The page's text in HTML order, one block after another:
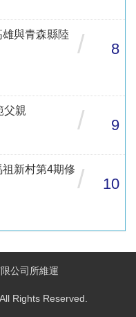
與青森縣陸
/ 8
父親
/ 9
新村第4期修 / 10
公司所維運
Rights Reserved.